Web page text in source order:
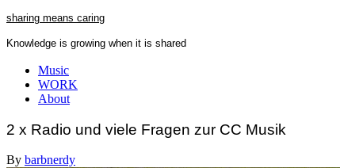
Skip
content
sharing means caring
Knowledge is growing when it is shared
Close
Menu
Music
WORK
About
2 x Radio und viele Fragen zur CC Musik
By barbnerdy